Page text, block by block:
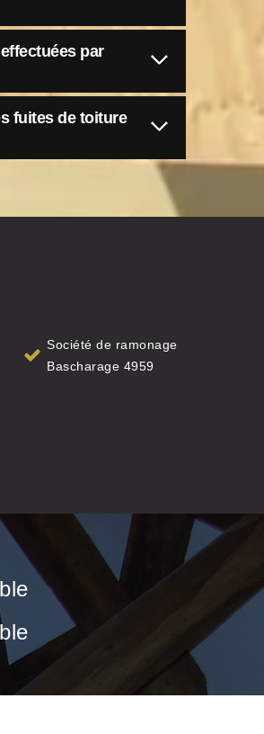
par
fuites de toiture
Société de ramonage
Bascharage 4959